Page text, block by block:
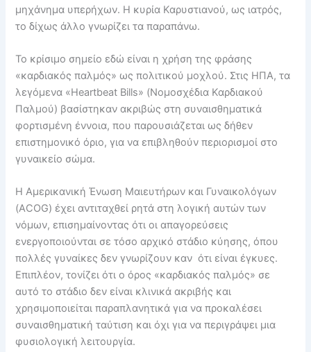
μηχάνημα υπερήχων. Η κυρία Καρυστιανού, ως ιατρός,
το δίχως άλλο γνωρίζει τα παραπάνω.
Το κρίσιμο σημείο εδώ είναι η χρήση της φράσης
«καρδιακός παλμός» ως πολιτικού μοχλού. Στις ΗΠΑ, τα
λεγόμενα «Heartbeat Bills» (Νομοσχέδια Καρδιακού
Παλμού) βασίστηκαν ακριβώς στη συναισθηματικά
φορτισμένη έννοια, που παρουσιάζεται ως δήθεν
επιστημονικό όριο, για να επιβληθούν περιορισμοί στο
γυναικείο σώμα.
Η Αμερικανική Ένωση Μαιευτήρων και Γυναικολόγων
(ACOG) έχει αντιταχθεί ρητά στη λογική αυτών των
νόμων, επισημαίνοντας ότι οι απαγορεύσεις
ενεργοποιούνται σε τόσο αρχικό στάδιο κύησης, όπου
πολλές γυναίκες δεν γνωρίζουν καν ότι είναι έγκυες.
Επιπλέον, τονίζει ότι ο όρος «καρδιακός παλμός» σε
αυτό το στάδιο δεν είναι κλινικά ακριβής και
χρησιμοποιείται παραπλανητικά για να προκαλέσει
συναισθηματική ταύτιση και όχι για να περιγράψει μια
φυσιολογική λειτουργία.